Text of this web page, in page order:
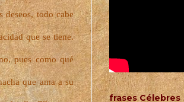
deseos, todo cabe
que se tiene.
pues como qué
que ama a su
frases Célebres